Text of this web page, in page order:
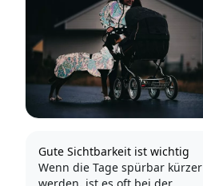
Gute Sichtbarkeit ist wichtig
Wenn die Tage spürbar kürzer